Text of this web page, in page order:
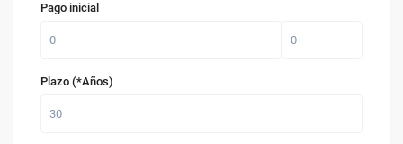
Pago inicial
Plazo (*Años)